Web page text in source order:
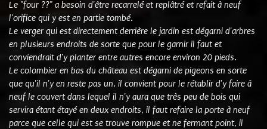
Le "four ??" a besoin d'être recarrelé et replâtré et refait à neuf
l'orifice qui y est en partie tombé.
Le verger qui est directement derrière le jardin est dégarni d'arbres
en plusieurs endroits de sorte que pour le garnir il faut et
conviendrait d'y planter entre autres encore environ 20 pieds.
Le colombier en bas du château est dégarni de pigeons en sorte
que qu'il n'y en reste pas un, il convient pour le rétablir d'y faire à
neuf le couvert dans lequel il n'y aura que très peu de bois qui
servira étant étayé en deux endroits, il faut refaire la porte à neuf
parce que celle qui est se trouve rompue et ne fermant point, il